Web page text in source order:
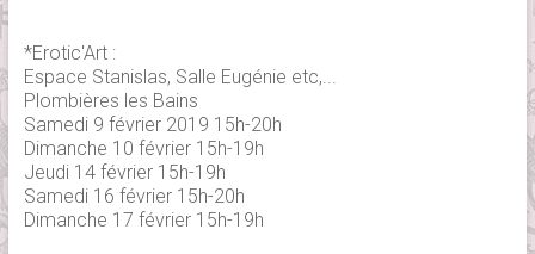
*Erotic'Art :
Espace Stanislas, Salle Eugénie etc,...
Plombières les Bains
Samedi 9 février 2019 15h-20h
Dimanche 10 février 15h-19h
Jeudi 14 février 15h-19h
Samedi 16 février 15h-20h
Dimanche 17 février 15h-19h